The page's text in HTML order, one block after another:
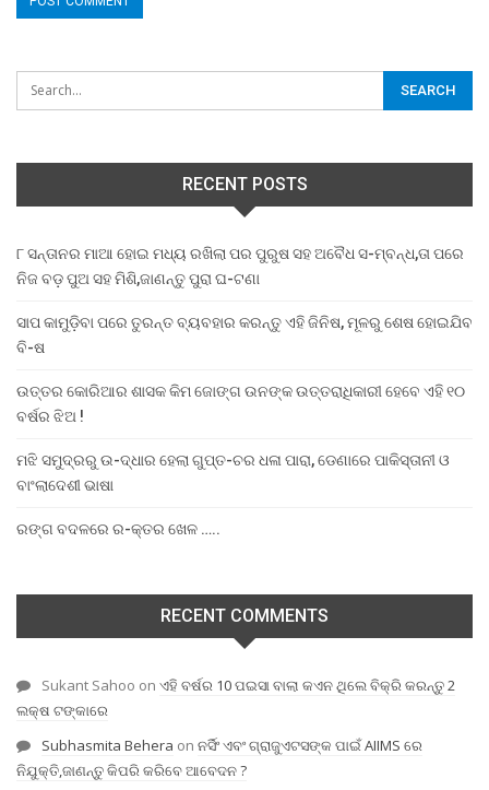
RECENT POSTS
୮ ସନ୍ତାନର ମାଆ ହୋଇ ମଧ୍ୟ ରଖିଲା ପର ପୁରୁଷ ସହ ଅବୈଧ ସ-ମ୍ବନ୍ଧ,ତା ପରେ
ନିଜ ବଡ଼ ପୁଅ ସହ ମିଶି,ଜାଣନ୍ତୁ ପୁରା ଘ-ଟଣା
ସାପ କାମୁଡ଼ିବା ପରେ ତୁରନ୍ତ ବ୍ୟବହାର କରନ୍ତୁ ଏହି ଜିନିଷ, ମୂଳରୁ ଶେଷ ହୋଇଯିବ
ବି-ଷ
ଉତ୍ତର କୋରିଆର ଶାସକ କିମ ଜୋଙ୍ଗ ଉନଙ୍କ ଉତ୍ତରାଧିକାରୀ ହେବେ ଏହି ୧୦
ବର୍ଷର ଝିଅ !
ମଝି ସମୁଦ୍ରରୁ ଉ-ଦ୍ଧାର ହେଲା ଗୁପ୍ତ-ଚର ଧଳା ପାରା, ଡେଣାରେ ପାକିସ୍ତାନୀ ଓ
ବାଂଲାଦେଶୀ ଭାଷା
ରଙ୍ଗ ବଦଳରେ ର-କ୍ତର ଖେଳ …..
RECENT COMMENTS
Sukant Sahoo on ଏହି ବର୍ଷର 10 ପଇସା ବାଲା କଏନ ଥିଲେ ବିକ୍ରି କରନ୍ତୁ 2
ଲକ୍ଷ ଟଙ୍କାରେ
Subhasmita Behera on ନର୍ସିଂ ଏବଂ ଗ୍ରାଜୁଏଟସଙ୍କ ପାଇଁ AIIMS ରେ
ନିଯୁକ୍ତି,ଜାଣନ୍ତୁ କିପରି କରିବେ ଆବେଦନ ?